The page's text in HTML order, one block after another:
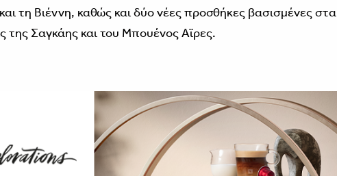
τη Βιέννη, καθώς και δύο νέες προσθήκες βασισµένες στα
της Σαγκάης και του Μπουένος Αϊρες.